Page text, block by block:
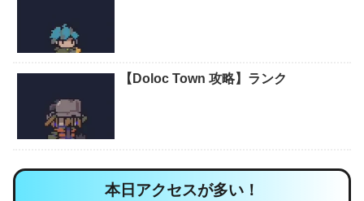
【Doloc Town 攻略】ランク
本日アクセスが多い！